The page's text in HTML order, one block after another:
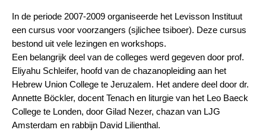
In de periode 2007-2009 organiseerde het Levisson Instituut
een cursus voor voorzangers (sjlichee tsiboer). Deze cursus
bestond uit vele lezingen en workshops.
Een belangrijk deel van de colleges werd gegeven door prof.
Eliyahu Schleifer, hoofd van de chazanopleiding aan het
Hebrew Union College te Jeruzalem. Het andere deel door dr.
Annette Böckler, docent Tenach en liturgie van het Leo Baeck
College te Londen, door Gilad Nezer, chazan van LJG
Amsterdam en rabbijn David Lilienthal.